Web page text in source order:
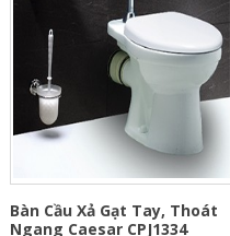
Bàn Cầu Xả Gạt Tay, Thoát
Ngang Caesar CPJ1334